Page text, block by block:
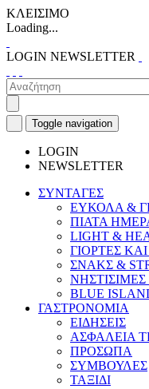
ΚΛΕΙΣΙΜΟ
Loading...
LOGIN NEWSLETTER
Toggle navigation
LOGIN
NEWSLETTER
ΣΥΝΤΑΓΕΣ
ΕΥΚΟΛΑ &
ΠΙΑΤΑ
LIGHT &
ΓΙΟΡΤΕΣ
ΣΝΑΚΣ &
BLUE
ΓΑΣΤΡΟΝΟΜΙΑ
ΕΙΔΗΣΕΙΣ
ΑΣΦΑΛΕΙΑ
ΠΡΟΣΩΠΑ
ΣΥΜΒΟΥΛΕΣ
ΤΑΞΙΔΙ